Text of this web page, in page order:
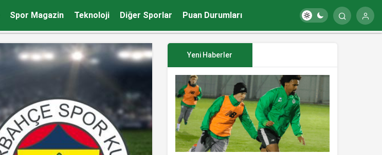
Spor Magazin Teknoloji Diğer Sporlar Puan Durumları
Yeni Haberler